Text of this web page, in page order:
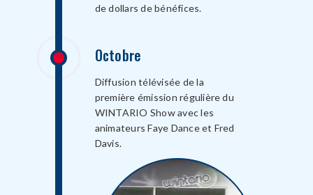
de dollars de bénéfices.
Octobre
Diffusion télévisée de la
première émission régulière du
WINTARIO Show avec les
animateurs Faye Dance et Fred
Davis.